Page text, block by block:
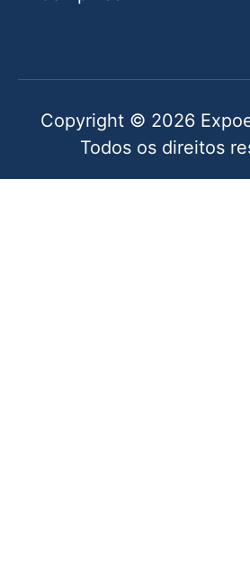
Copyright © 2026
Todos os direitos